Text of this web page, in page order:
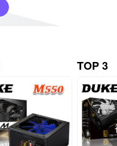
TOP 3